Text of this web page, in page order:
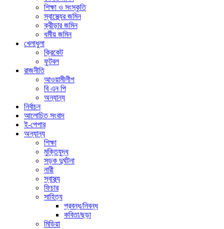
শিক্ষা ও সংস্কৃতি
স্বাস্থ্যের জমিন
ক্রীড়ার জমিন
ধর্মীয় জমিন
খেলাধুলা
ক্রিকেট
ফুটবল
রাজনীতি
আওয়ামীলীগ
বি এন পি
অন্যান্য
নির্বাচন
আলোচিত সংবাদ
ই-পেপার
অন্যান্য
শিক্ষা
মুক্তিযুদ্ধ
সড়ক দুর্ঘটনা
নারী
স্বাস্থ্য
ফিচার
সাহিত্য
প্রবন্ধ/নিবন্ধ
কবিতা/ছড়া
মিডিয়া